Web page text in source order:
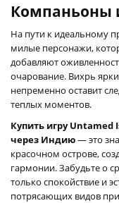
Компаньоны
На пути к идеальному
милые персонажи,
добавляют
очарование. Вихрь
непременно оставит
теплых моментов.
Купить игру Untamed
через Индию— это
красочном острове,
гармонии. Забудьте о
только спокойствие и
потрясающих видов